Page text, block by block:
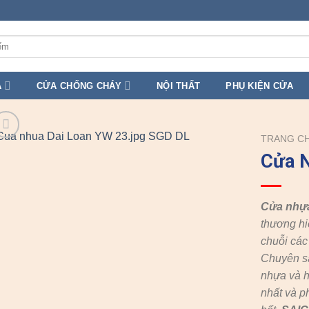
CỬA CHỐNG CHÁY NỘI THẤT PHỤ KIỆN CỬA
TRANG
Cửa
Cửa
thương
chuỗi
Chuyên
nhựa và
nhất và